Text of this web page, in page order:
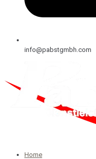
info@pabstgmbh.com
Home